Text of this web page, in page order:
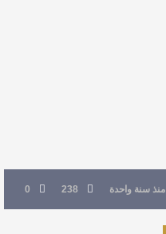
منذ سنة واحدة 238
0